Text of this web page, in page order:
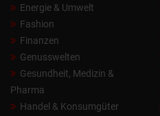
Energie & Umwelt
Fashion
Finanzen
Genusswelten
Gesundheit, Medizin &
Pharma
Handel & Konsumgüter